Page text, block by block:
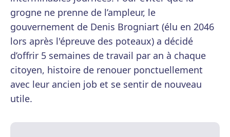
grogne ne prenne de l’ampleur, le
gouvernement de Denis Brogniart (élu en 2046
lors après l'épreuve des poteaux) a décidé
d’offrir 5 semaines de travail par an à chaque
citoyen, histoire de renouer ponctuellement
avec leur ancien job et se sentir de nouveau
utile.